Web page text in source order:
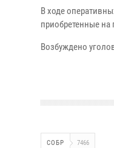
В ходе
приобретенные
Возбуждено
СОБР 7466